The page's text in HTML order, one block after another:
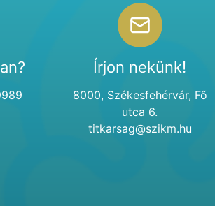
Írjon nekünk!
8000, Székesfehérvár, Fő
utca 6.
titkarsag@szikm.hu